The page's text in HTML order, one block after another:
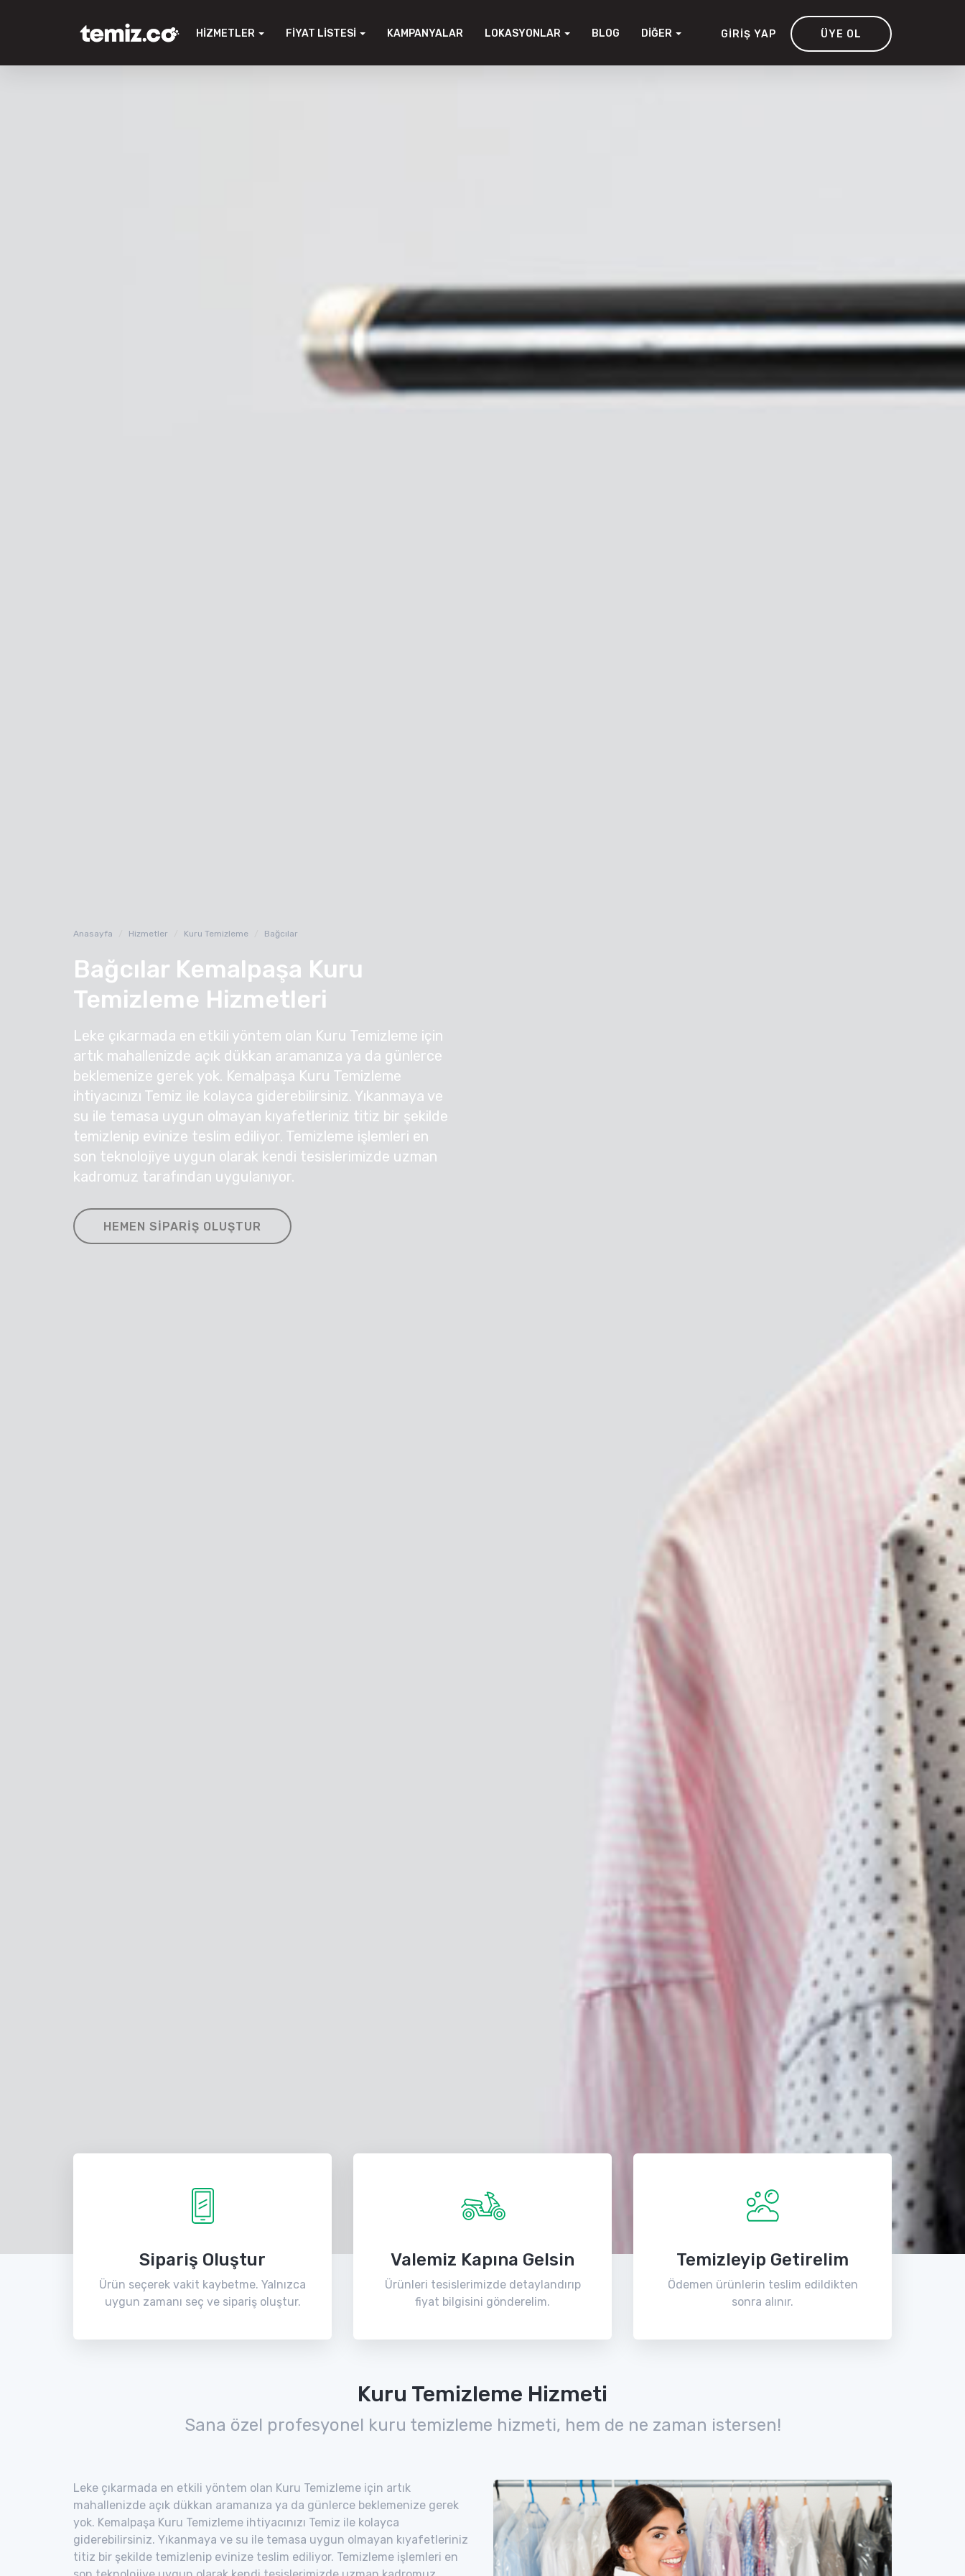
HIZMETLER FIYAT LISTESI KAMPANYALAR LOKASYONLAR BLOG DIĞER GIRIŞ YAP ÜYE OL
Anasayfa Hizmetler Kuru Temizleme Bağcılar
Bağcılar Kemalpaşa Kuru
Temizleme Hizmetleri
Leke çıkarmada en etkili yöntem olan Kuru Temizleme için
artık mahallenizde açık dükkan aramanıza ya da günlerce
beklemenize gerek yok. Kemalpaşa Kuru Temizleme
ihtiyacınızı Temiz ile kolayca giderebilirsiniz. Yıkanmaya ve
su ile temasa uygun olmayan kıyafetleriniz titiz bir şekilde
temizlenip evinize teslim ediliyor. Temizleme işlemleri en
son teknolojiye uygun olarak kendi tesislerimizde uzman
kadromuz tarafından uygulanıyor.
HEMEN SIPARIŞ OLUŞTUR
Sipariş Oluştur
Ürün seçerek vakit kaybetme. Yalnızca
uygun zamanı seç ve sipariş oluştur.
Valemiz Kapına Gelsin
Ürünleri tesislerimizde detaylandırıp
fiyat bilgisini gönderelim.
Temizleyip Getirelim
Ödemen ürünlerin teslim edildikten
sonra alınır.
Kuru Temizleme Hizmeti
Sana özel profesyonel kuru temizleme hizmeti, hem de ne zaman istersen!
Leke çıkarmada en etkili yöntem olan Kuru Temizleme için artık
mahallenizde açık dükkan aramanıza ya da günlerce beklemenize gerek
yok. Kemalpaşa Kuru Temizleme ihtiyacınızı Temiz ile kolayca
giderebilirsiniz. Yıkanmaya ve su ile temasa uygun olmayan kıyafetleriniz
titiz bir şekilde temizlenip evinize teslim ediliyor. Temizleme işlemleri en